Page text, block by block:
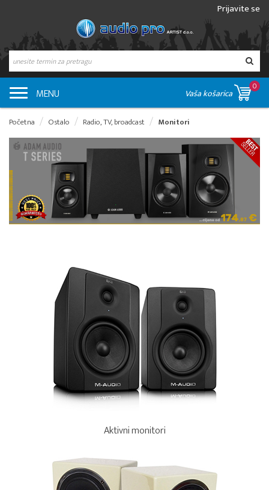
Prijavite se
MENU Vaša košarica
0
Početna Ostalo Radio, TV, broadcast Monitori
Aktivni monitori